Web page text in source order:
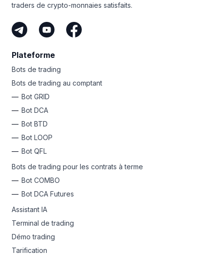
traders de crypto-monnaies satisfaits.
Plateforme
Bots de trading
Bots de trading au comptant
Bot GRID
Bot DCA
Bot BTD
Bot LOOP
Bot QFL
Bots de trading pour les contrats à terme
Bot COMBO
Bot DCA Futures
Assistant IA
Terminal de trading
Démo trading
Tarification